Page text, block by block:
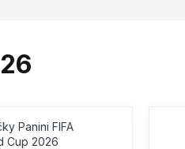
Panini FIFA
Cup 2026